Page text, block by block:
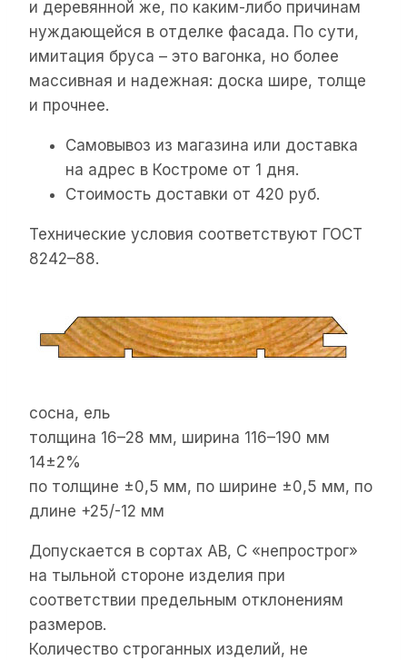
и деревянной же, по каким-либо причинам
нуждающейся в отделке фасада. По сути,
имитация бруса – это вагонка, но более
массивная и надежная: доска шире, толще
и прочнее.
Самовывоз из магазина или доставка
на адрес в Костроме от 1 дня.
Стоимость доставки от 420 руб.
Технические условия соответствуют ГОСТ
8242–88.
сосна, ель
толщина 16–28 мм, ширина 116–190 мм
14±2%
по толщине ±0,5 мм, по ширине ±0,5 мм, по
длине +25/-12 мм
Допускается в сортах АВ, С «непрострог»
на тыльной стороне изделия при
соответствии предельным отклонениям
размеров.
Количество строганных изделий, не